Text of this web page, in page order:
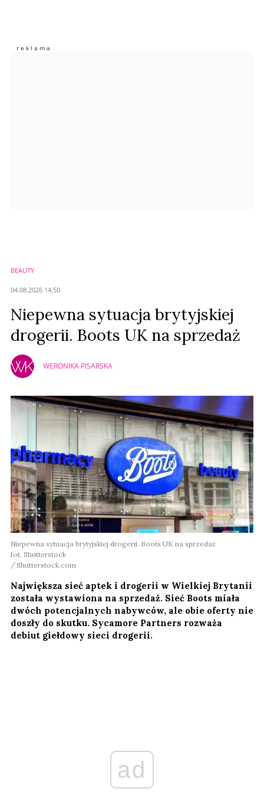
Imię (Wymagane)
BEAUTY
04.08.2026 14:50
Niepewna sytuacja brytyjskiej
drogerii. Boots UK na sprzedaż
WERONIKA PISARSKA
Niepewna sytuacja brytyjskiej drogerii. Boots UK na sprzedaż
fot. Shutterstock
Shutterstock.com
Największa sieć aptek i drogerii w Wielkiej Brytanii
została wystawiona na sprzedaż. Sieć Boots miała
dwóch potencjalnych nabywców, ale obie oferty nie
doszły do skutku. Sycamore Partners rozważa
debiut giełdowy sieci drogerii.
ad